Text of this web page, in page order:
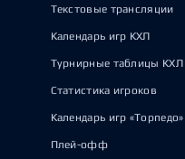
Текстовые трансляции
Календарь игр КХЛ
Турнирные таблицы КХЛ
Статистика игроков
Календарь игр «Торпедо»
Плей-офф